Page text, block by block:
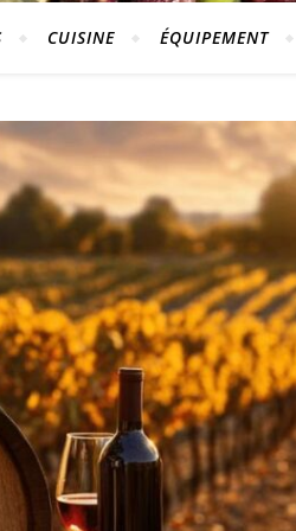
CUISINE ÉQUIPEMENT